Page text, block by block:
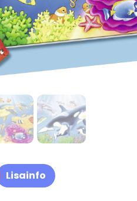
Lisainfo